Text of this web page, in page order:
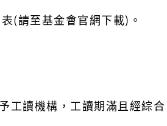
(請至基金會官網下載)。
工讀機構，工讀期滿且經綜合